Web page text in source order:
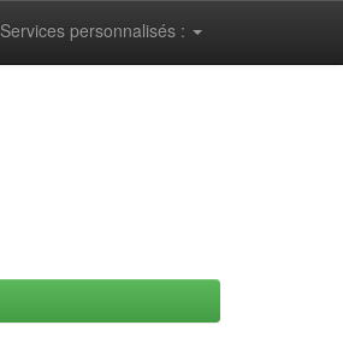
Services personnalisés :